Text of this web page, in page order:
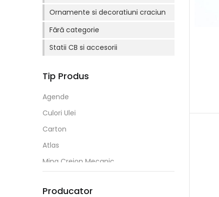
Ornamente si decoratiuni craciun
Fără categorie
Statii CB si accesorii
Tip Produs
Agende
Culori Ulei
Carton
Atlas
Mina Creion Mecanic
Caiete Mecanice
Producator